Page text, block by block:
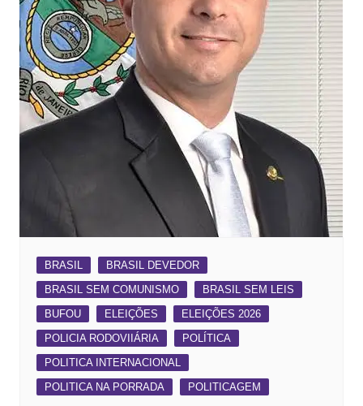
BRASIL
BRASIL DEVEDOR
BRASIL SEM COMUNISMO
BRASIL SEM LEIS
BUFOU
ELEIÇÕES
ELEIÇÕES 2026
POLICIA RODOVIIÁRIA
POLÍTICA
POLITICA INTERNACIONAL
POLITICA NA PORRADA
POLITICAGEM